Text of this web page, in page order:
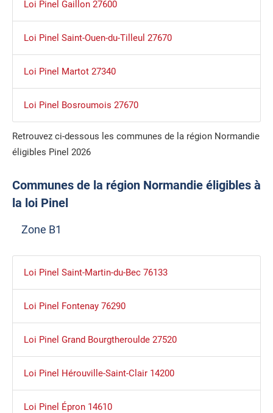
Loi Pinel Gaillon 27600
Loi Pinel Saint-Ouen-du-Tilleul 27670
Loi Pinel Martot 27340
Loi Pinel Bosroumois 27670
Retrouvez ci-dessous les communes de la région Normandie
éligibles Pinel 2026
Communes de la région Normandie éligibles à
la loi Pinel
Zone B1
Loi Pinel Saint-Martin-du-Bec 76133
Loi Pinel Fontenay 76290
Loi Pinel Grand Bourgtheroulde 27520
Loi Pinel Hérouville-Saint-Clair 14200
Loi Pinel Épron 14610